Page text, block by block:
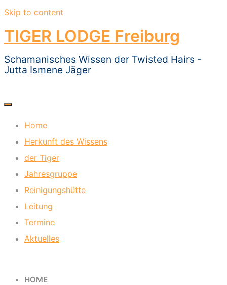
Skip to content
TIGER LODGE Freiburg
Schamanisches Wissen der Twisted Hairs -
Jutta Ismene Jäger
Home
Herkunft des Wissens
der Tiger
Jahresgruppe
Reinigungshütte
Leitung
Termine
Aktuelles
HOME